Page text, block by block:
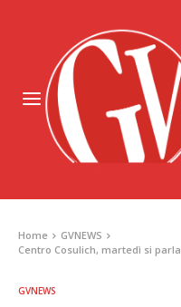
Home
GVNEWS
Centro Cosulich, martedì si
GVNEWS